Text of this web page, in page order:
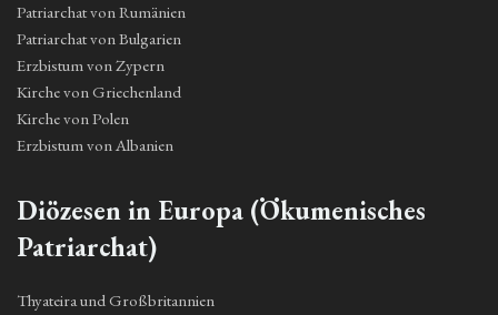
Patriarchat von Rumänien
Patriarchat von Bulgarien
Erzbistum von Zypern
Kirche von Griechenland
Kirche von Polen
Erzbistum von Albanien
Diözesen in Europa (Ökumenisches
Patriarchat)
Thyateira und Großbritannien